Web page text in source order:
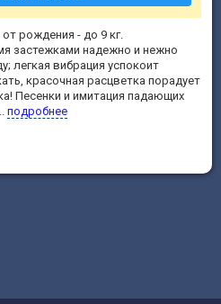
рождения - до 9 кг.
застежками надежно и нежно
легкая вибрация успокоит
красочная расцветка порадует
Песенки и имитация падающих
подробнее